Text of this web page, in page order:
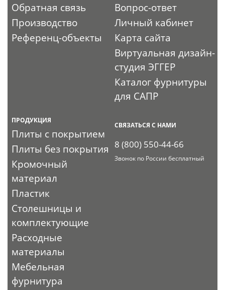
Обратная связь
Производство
Референц-объекты
Вопрос-ответ
Личный кабинет
Карта сайта
Виртуальная дизайн-
студия ЭГГЕР
Каталог фурнитуры
для САПР
ПРОДУКЦИЯ
Плиты с покрытием
Плиты без покрытия
Кромочный
материал
Пластик
Столешницы и
комплектующие
Расходные
материалы
Мебельная
фурнитура
СВЯЗАТЬСЯ С НАМИ
8 (800) 550-44-66
Звонок по России бесплатный